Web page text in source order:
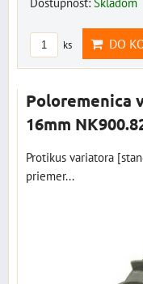
ks DO
Poloremenica
16mm
Protikus variatora
priemer...